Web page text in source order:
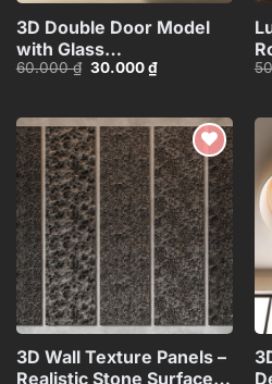
3D Double Door Model
with Glass
Panels_HDH480371713057
60.000₫ Giá
30.000₫Giá
hiện
30.000 ₫.
Add to
wishlist
3D Wall Texture Panels –
Realistic Stone Surface